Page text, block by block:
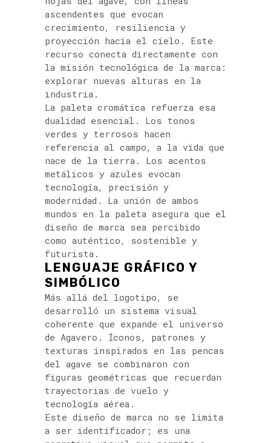
ascendentes que evocan
crecimiento, resiliencia y
proyección hacia el cielo. Este
recurso conecta directamente con
la misión tecnológica de la marca:
explorar nuevas alturas en la
industria.
La paleta cromática refuerza esa
dualidad esencial. Los tonos
verdes y terrosos hacen
referencia al campo, a la vida que
nace de la tierra. Los acentos
metálicos y azules evocan
tecnología, precisión y
modernidad. La unión de ambos
mundos en la paleta asegura que el
diseño de marca sea percibido
como auténtico, sostenible y
futurista.
LENGUAJE GRÁFICO Y
SIMBÓLICO
Más allá del logotipo, se
desarrolló un sistema visual
coherente que expande el universo
de Agavero. Íconos, patrones y
texturas inspirados en las pencas
del agave se combinaron con
figuras geométricas que recuerdan
trayectorias de vuelo y
tecnología aérea.
Este diseño de marca no se limita
a ser identificador; es una